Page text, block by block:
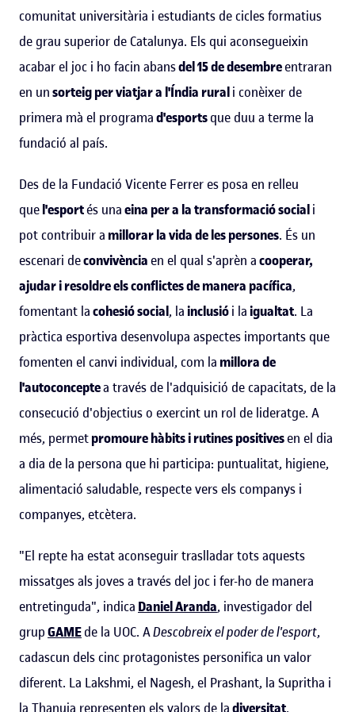
comunitat universitària i estudiants de cicles formatius
de grau superior de Catalunya. Els qui aconsegueixin
acabar el joc i ho facin abansdel 15 de desembreentraran
en unsorteig per viatjar a l'Índia rurali conèixer de
primera mà el programad'esportsque duu a terme la
fundació al país.
Des de la Fundació Vicente Ferrer es posa en relleu
quel'esportés unaeina per a la transformació sociali
pot contribuir a millorar la vida de les persones. És un
escenari deconvivènciaen el qual s'aprèn acooperar,
ajudar i resoldre els conflictes de manera pacífica,
fomentant lacohesió social, lainclusiói laigualtat. La
pràctica esportiva desenvolupa aspectes importants que
fomenten el canvi individual, com la millora de
l'autoconceptea través de l'adquisició de capacitats, de la
consecució d'objectius o exercint un rol de lideratge. A
més, permetpromoure hàbits i rutines positivesen el dia
a dia de la persona que hi participa: puntualitat, higiene,
alimentació saludable, respecte vers els companys i
companyes, etcètera.
"El repte ha estat aconseguir traslladar tots aquests
missatges als joves a través del joc i fer-ho de manera
entretinguda", indica Daniel Aranda, investigador del
grupGAMEde la UOC. ADescobreix el poder de l'esport,
cadascun dels cinc protagonistes personifica un valor
diferent. La Lakshmi, el Nagesh, el Prashant, la Supritha i
la Thanuja representen els valors de ladiversitat,